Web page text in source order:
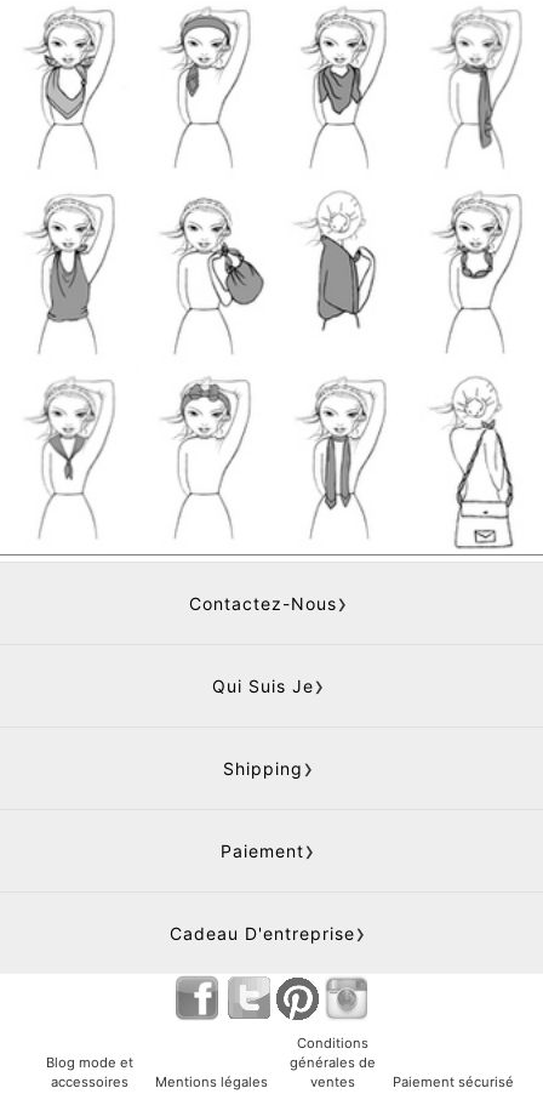
Contactez-Nous
Qui Suis Je
Shipping
Paiement
Cadeau D'entreprise
Blog mode et
accessoires
Mentions légales
Conditions
générales de
ventes
Paiement sécurisé